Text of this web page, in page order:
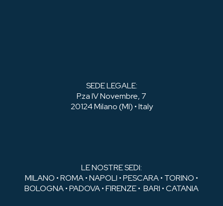
SEDE LEGALE:
P.za IV Novembre, 7
20124 Milano (MI) • Italy
LE NOSTRE SEDI:
MILANO • ROMA • NAPOLI • PESCARA • TORINO •
BOLOGNA • PADOVA • FIRENZE • BARI • CATANIA